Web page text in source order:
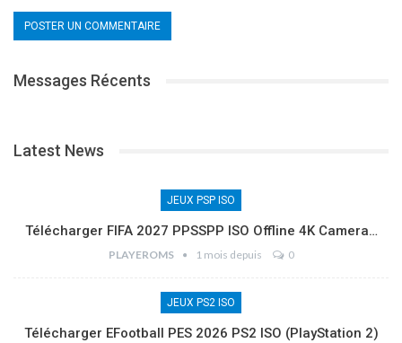
Messages Récents
Latest News
JEUX PSP ISO
Télécharger FIFA 2027 PPSSPP ISO Offline 4K Camera…
PLAYEROMS 1 mois depuis 0
JEUX PS2 ISO
Télécharger EFootball PES 2026 PS2 ISO (PlayStation 2)